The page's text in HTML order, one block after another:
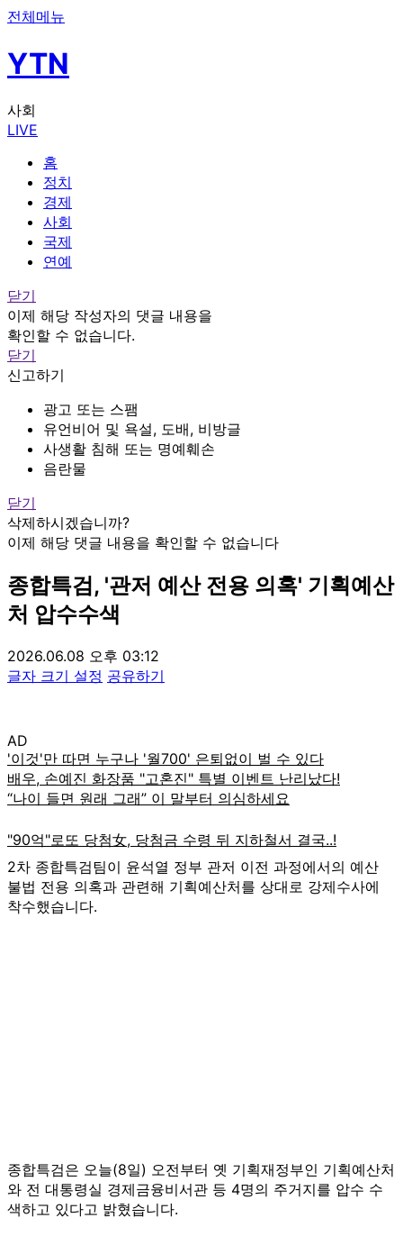
전체메뉴
YTN
사회
LIVE
홈
정치
경제
사회
국제
연예
닫기
이제 해당 작성자의 댓글 내용을
확인할 수 없습니다.
닫기
신고하기
광고 또는 스팸
유언비어 및 욕설, 도배, 비방글
사생활 침해 또는 명예훼손
음란물
닫기
삭제하시겠습니까?
이제 해당 댓글 내용을 확인할 수 없습니다
종합특검, '관저 예산 전용 의혹' 기획예산
처 압수수색
2026.06.08 오후 03:12
글자 크기 설정 공유하기
AD
2차 종합특검팀이 윤석열 정부 관저 이전 과정에서의 예산
불법 전용 의혹과 관련해 기획예산처를 상대로 강제수사에
착수했습니다.
종합특검은 오늘(8일) 오전부터 옛 기획재정부인 기획예산처
와 전 대통령실 경제금융비서관 등 4명의 주거지를 압수 수
색하고 있다고 밝혔습니다.